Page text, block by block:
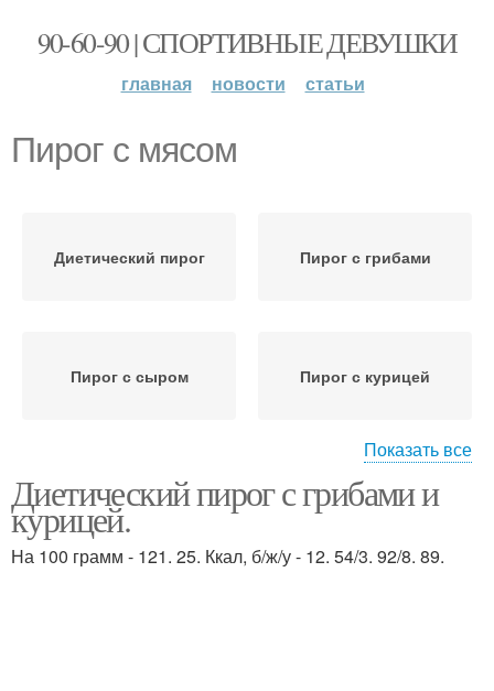
90-60-90 | СПОРТИВНЫЕ ДЕВУШКИ
главная новости статьи
Пирог с мясом
Диетический пирог Пирог с грибами
Пирог с сыром Пирог с курицей
Пирог с куриной
грудкой
Пирог из курицы
Показать все
Диетический пирог с грибами и
курицей.
На 100 грамм - 121. 25. Ккал, б/ж/у - 12. 54/3. 92/8. 89.